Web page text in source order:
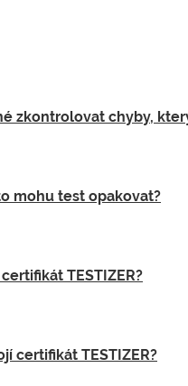
zkontrolovat chyby,
mohu test opakovat?
TESTIZER?
certifikát TESTIZER?